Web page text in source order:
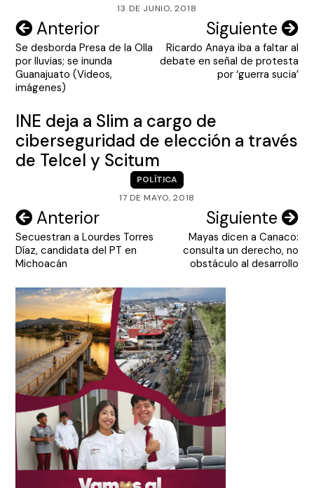
13 DE JUNIO, 2018
Navegación
de
entradas
Anterior
Se desborda Presa de la Olla
por lluvias; se inunda
Guanajuato (Videos,
imágenes)
Siguiente
Ricardo Anaya iba a faltar al
debate en señal de protesta
por ‘guerra sucia’
INE deja a Slim a cargo de
ciberseguridad de elección a través
de Telcel y Scitum
POLÍTICA
17 DE MAYO, 2018
Navegación
de
entradas
Anterior
Secuestran a Lourdes Torres
Díaz, candidata del PT en
Michoacán
Siguiente
Mayas dicen a Canaco:
consulta un derecho, no
obstáculo al desarrollo